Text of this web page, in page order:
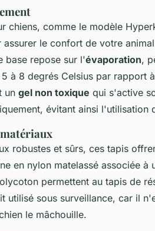
chiens, comme le modèle
le confort de votre
base repose sur l'évaporation,
à 8 degrés Celsius par rapport
un gel non toxique qui s'active
évitant ainsi l'utilisation
robustes et sûrs, ces tapis
en nylon matelassé associée à
permettent au tapis de
utilisé sous surveillance, car il
le mâchouille.